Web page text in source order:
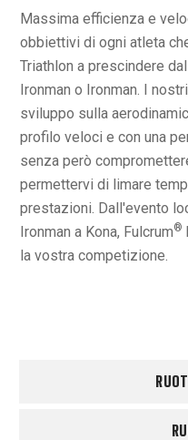
Massima efficienza e
obbiettivi di ogni atleta
Triathlon a prescindere
Ironman o Ironman. I
sviluppo sulla
profilo veloci e con una
senza però
permettervi di limare
prestazioni. Dall'evento
Ironman a Kona, Fulcrum®
la vostra competizione.